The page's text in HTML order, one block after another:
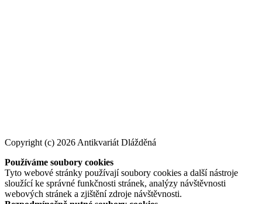
Copyright (c) 2026 Antikvariát Dlážděná
Používáme soubory cookies
Tyto webové stránky používají soubory cookies a další nástroje
sloužící ke správné funkčnosti stránek, analýzy návštěvnosti
webových stránek a zjištění zdroje návštěvnosti.